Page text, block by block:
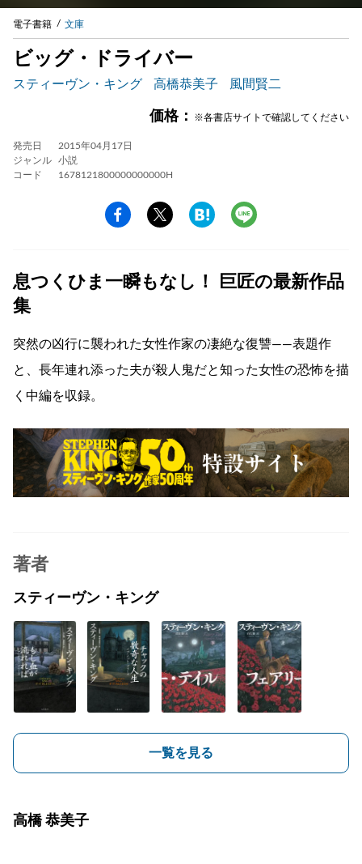
電子書籍 文庫
ビッグ・ドライバー
スティーヴン・キング 高橋恭美子 風間賢二
価格： ※各書店サイトで確認してください
発売日
2015年04月17日
ジャンル
小説
コード
1678121800000000000H
息つくひま一瞬もなし！ 巨匠の最新作品
集
突然の凶行に襲われた女性作家の凄絶な復讐――表題作
と、長年連れ添った夫が殺人鬼だと知った女性の恐怖を描
く中編を収録。
著者
スティーヴン・キング
一覧を見る
高橋 恭美子